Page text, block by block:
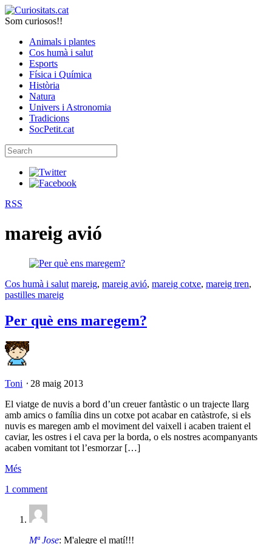
Som curiosos!!
Animals i plantes
Cos humà i salut
Esports
Física i Química
Història
Natura
Univers i Astronomia
Tradicions
SocPetit.cat
RSS
mareig avió
Cos humà i salut mareig, mareig avió, mareig cotxe, mareig tren,
pastilles mareig
Per què ens maregem?
Toni ⋅ 28 maig 2013
El viatge de nuvis a bord d’un creuer fantàstic o un trajecte llarg
amb amics o família dins un cotxe pot acabar en catàstrofe, si els
nuvis es maregen amb el moviment del vaixell i acaben traient el
caviar, les ostres i el cava per la borda, o els nostres acompanyants
acaben vomitant tot l’esmorzar […]
Més
1 comment
Mª Jose: M'alegre el matí!!!